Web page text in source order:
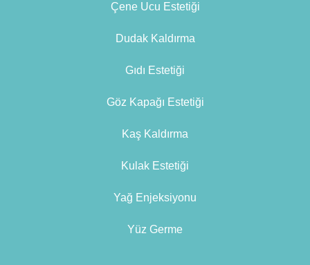
Çene Ucu Estetiği
Dudak Kaldırma
Gıdı Estetiği
Göz Kapağı Estetiği
Kaş Kaldırma
Kulak Estetiği
Yağ Enjeksiyonu
Yüz Germe